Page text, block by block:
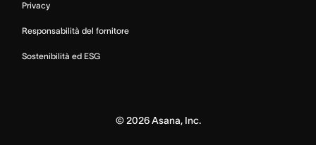
Privacy
Responsabilità del fornitore
Sostenibilità ed ESG
©2026Asana, Inc.